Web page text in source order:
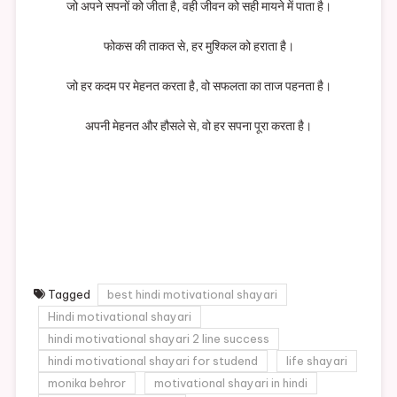
जो अपने सपनों को जीता है, वही जीवन को सही मायने में पाता है।
फोकस की ताकत से, हर मुश्किल को हराता है।
जो हर कदम पर मेहनत करता है, वो सफलता का ताज पहनता है।
अपनी मेहनत और हौसले से, वो हर सपना पूरा करता है।
Tagged
best hindi motivational shayari
Hindi motivational shayari
hindi motivational shayari 2 line success
hindi motivational shayari for studend
life shayari
monika behror
motivational shayari in hindi